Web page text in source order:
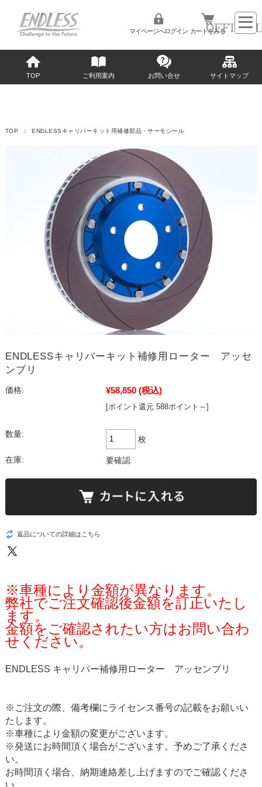
マイページへログイン カートをみる
TOP ご利用案内 お問い合せ サイトマップ
TOP ENDLESSキャリパーキット用補修部品・サーモシール
ENDLESSキャリパーキット補修用ローター アッセ
ンブリ
価格: ¥58,850 (税込)
[ポイント還元 588ポイント～]
数量:
枚
在庫: 要確認
返品についての詳細はこちら
※車種により金額が異なります。
弊社でご注文確認後金額を訂正いたし
ます。
金額をご確認されたい方はお問い合わ
せください。
ENDLESS キャリパー補修用ローター アッセンブリ
※ご注文の際、備考欄にライセンス番号の記載をお願いい
たします。
※車種により金額の変更がございます。
※発送にお時間頂く場合がございます。予めご了承くださ
い。
お時間頂く場合、納期連絡差し上げますのでご確認くださ
い。